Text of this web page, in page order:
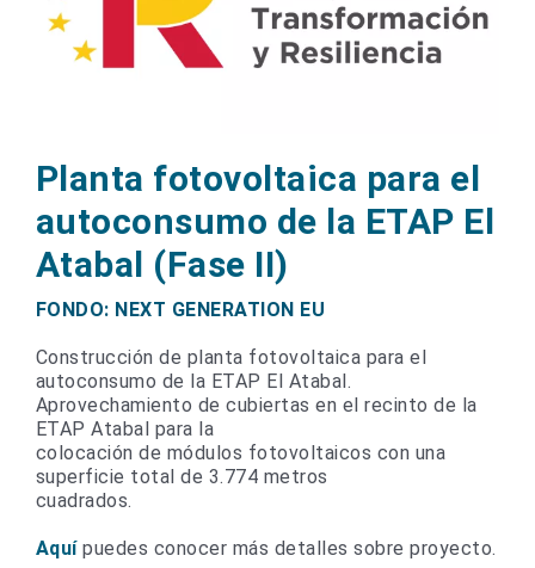
Planta fotovoltaica para el
autoconsumo de la ETAP El
Atabal (Fase II)
FONDO: NEXT GENERATION EU
Construcción de planta fotovoltaica para el
autoconsumo de la ETAP El Atabal.
Aprovechamiento de cubiertas en el recinto de la
ETAP Atabal para la
colocación de módulos fotovoltaicos con una
superficie total de 3.774 metros
cuadrados.
Aquípuedes conocer más detalles sobre proyecto.